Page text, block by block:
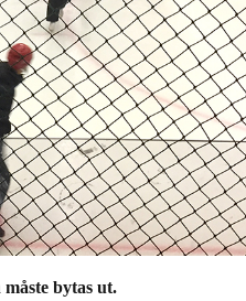
bytas ut.